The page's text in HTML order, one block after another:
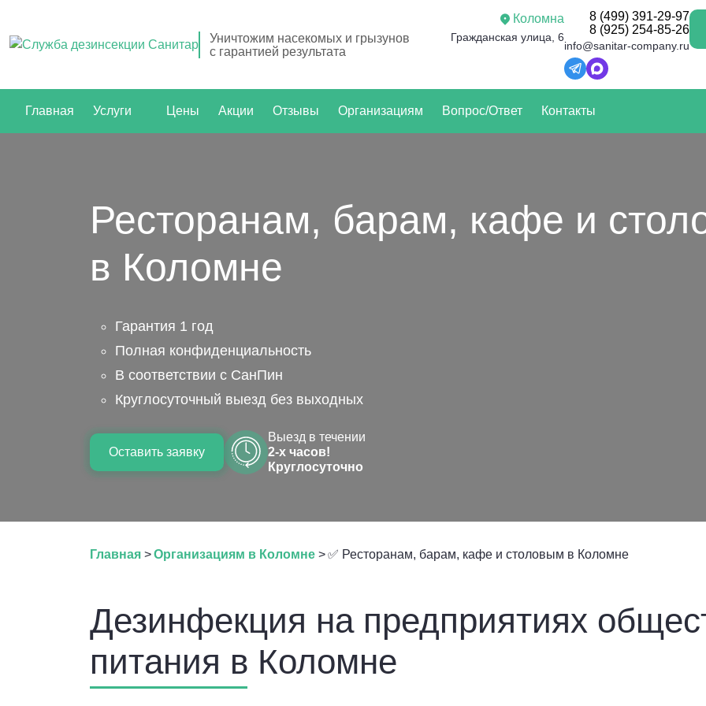
Уничтожим насекомых и грызунов
с гарантией результата
Коломна
Гражданская улица, 6
8 (499) 391-29-97
8 (925) 254-85-26
info@sanitar-company.ru
Главная Услуги Цены Акции Отзывы Организациям Вопрос/Ответ Контакты
Ресторанам, барам, кафе и
в Коломне
Гарантия 1 год
Полная конфиденциальность
В соответствии с СанПин
Круглосуточный выезд без выходных
Оставить заявку
Выезд в течении
2-х часов!
Круглосуточно
Главная >Организациям в Коломне >✅ Ресторанам, барам, кафе и столовым в Коломне
Дезинфекция на предприятиях
питания в Коломне